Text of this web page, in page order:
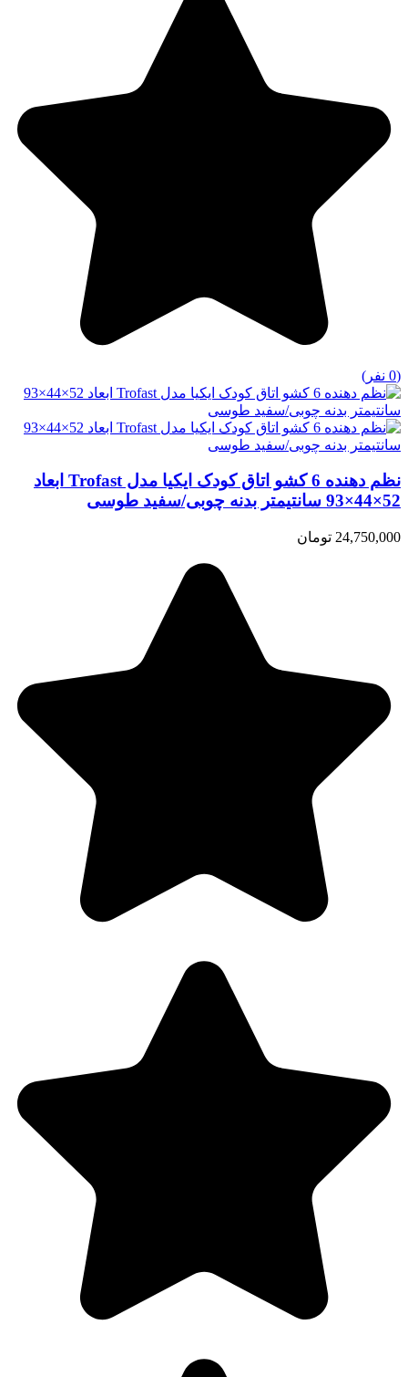
(0 نفر)
نظم دهنده 6 کشو اتاق کودک ایکیا مدل Trofast ابعاد
52×44×93 سانتیمتر بدنه چوبی/سفید طوسی
24,750,000 تومان